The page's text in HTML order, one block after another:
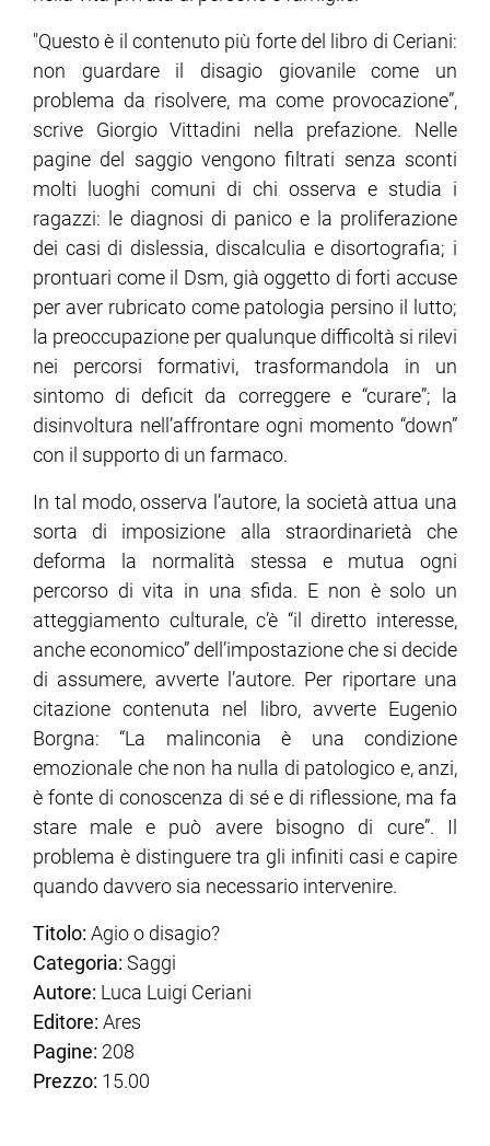
"Questo è il contenuto più forte del libro di Ceriani:
non guardare il disagio giovanile come un
problema da risolvere, ma come provocazione”,
scrive Giorgio Vittadini nella prefazione. Nelle
pagine del saggio vengono filtrati senza sconti
molti luoghi comuni di chi osserva e studia i
ragazzi: le diagnosi di panico e la proliferazione
dei casi di dislessia, discalculia e disortografia; i
prontuari come il Dsm, già oggetto di forti accuse
per aver rubricato come patologia persino il lutto;
la preoccupazione per qualunque difficoltà si rilevi
nei percorsi formativi, trasformandola in un
sintomo di deficit da correggere e “curare”; la
disinvoltura nell’affrontare ogni momento “down”
con il supporto di un farmaco.
In tal modo, osserva l’autore, la società attua una
sorta di imposizione alla straordinarietà che
deforma la normalità stessa e mutua ogni
percorso di vita in una sfida. E non è solo un
atteggiamento culturale, c’è “il diretto interesse,
anche economico” dell’impostazione che si decide
di assumere, avverte l’autore. Per riportare una
citazione contenuta nel libro, avverte Eugenio
Borgna: “La malinconia è una condizione
emozionale che non ha nulla di patologico e, anzi,
è fonte di conoscenza di sé e di riflessione, ma fa
stare male e può avere bisogno di cure”. Il
problema è distinguere tra gli infiniti casi e capire
quando davvero sia necessario intervenire.
Titolo: Agio o disagio?
Categoria: Saggi
Autore: Luca Luigi Ceriani
Editore: Ares
Pagine: 208
Prezzo: 15.00